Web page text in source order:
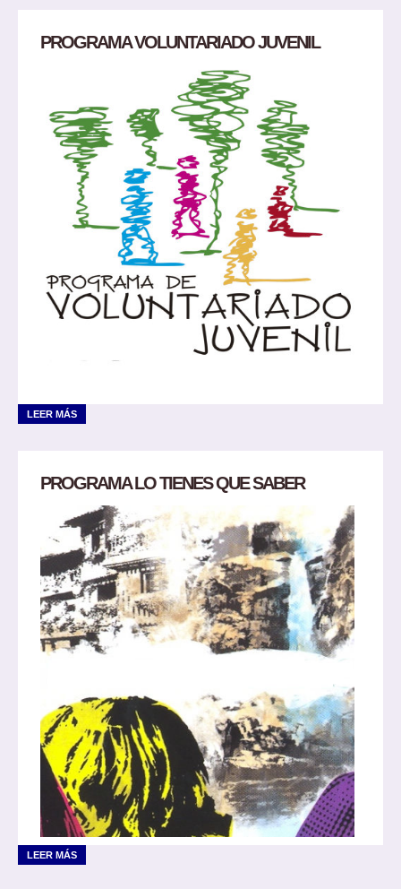
PROGRAMA VOLUNTARIADO JUVENIL
LEER MÁS
PROGRAMA LO TIENES QUE SABER
LEER MÁS